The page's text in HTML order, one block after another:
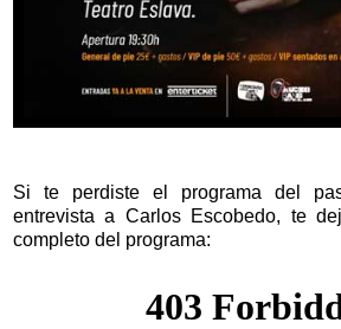
Si te perdiste el programa del
entrevista a Carlos Escobedo, te
completo del programa: